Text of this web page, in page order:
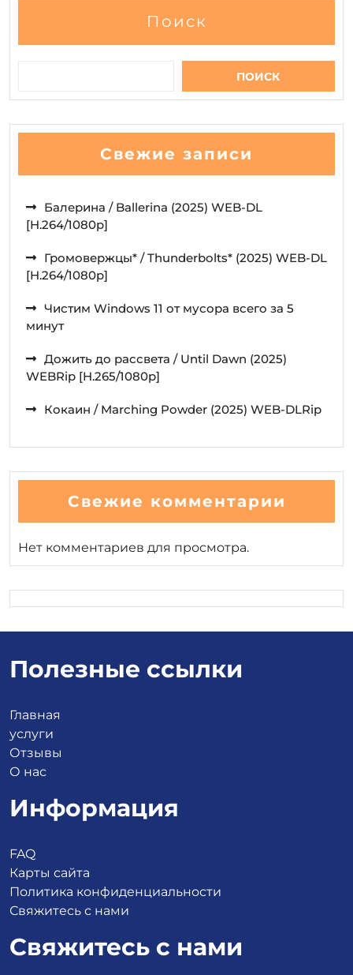
Поиск
ПОИСК
Свежие записи
Балерина / Ballerina (2025) WEB-DL
[H.264/1080p]
Громовержцы* / Thunderbolts* (2025) WEB-DL
[H.264/1080p]
Чистим Windows 11 от мусора всего за 5
минут
Дожить до рассвета / Until Dawn (2025)
WEBRip [H.265/1080p]
Кокаин / Marching Powder (2025) WEB-DLRip
Свежие комментарии
Нет комментариев для просмотра.
Полезные ссылки
Главная
услуги
Отзывы
О нас
Информация
FAQ
Карты сайта
Политика конфиденциальности
Свяжитесь с нами
Свяжитесь с нами